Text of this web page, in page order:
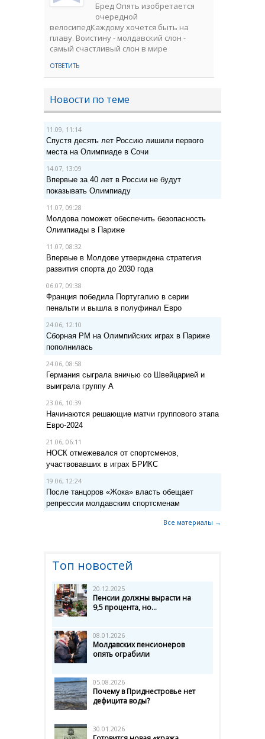
Бред Опять изобретается
очередной
велосипедКаждому хочется быть на
плаву. Воистину - молдавский слон -
самый счастливый слон в мире
ОТВЕТИТЬ
Новости по теме
11.09, 11:14
Спустя десять лет Россию лишили первого
места на Олимпиаде в Сочи
14.07, 13:09
Впервые за 40 лет в России не будут
показывать Олимпиаду
11.07, 09:28
Молдова поможет обеспечить безопасность
Олимпиады в Париже
11.07, 08:32
Впервые в Молдове утверждена стратегия
развития спорта до 2030 года
06.07, 09:38
Франция победила Португалию в серии
пенальти и вышла в полуфинал Евро
24.06, 12:10
Сборная РМ на Олимпийских играх в Париже
пополнилась
24.06, 08:58
Германия сыграла вничью со Швейцарией и
выиграла группу A
23.06, 10:39
Начинаются решающие матчи группового этапа
Евро-2024
21.06, 06:11
НОСК отмежевался от спортсменов,
участвовавших в играх БРИКС
19.06, 12:24
После танцоров «Жока» власть обещает
репрессии молдавским спортсменам
Все материалы →
Топ новостей
20.12.2025
Пенсии должны вырасти на
9,5 процента, но...
08.01.2026
Молдавских пенсионеров
опять ограбили
05.08.2026
Почему в Приднестровье нет
дефицита воды?
30.01.2026